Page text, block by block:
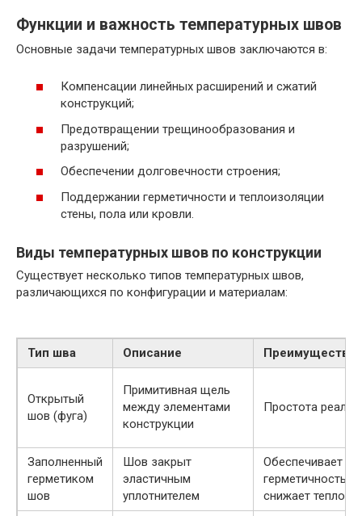
Функции и важность температурных швов
Основные задачи температурных швов заключаются в:
Компенсации линейных расширений и сжатий
конструкций;
Предотвращении трещинообразования и
разрушений;
Обеспечении долговечности строения;
Поддержании герметичности и теплоизоляции
стены, пола или кровли.
Виды температурных швов по конструкции
Существует несколько типов температурных швов,
различающихся по конфигурации и материалам:
Тип шва Описание Преимущества
Открытый
шов (фуга)
Примитивная щель
между элементами
конструкции
Простота
Заполненный
герметиком
шов
Шов закрыт
эластичным
уплотнителем
Обеспечивает
герметичность,
снижает